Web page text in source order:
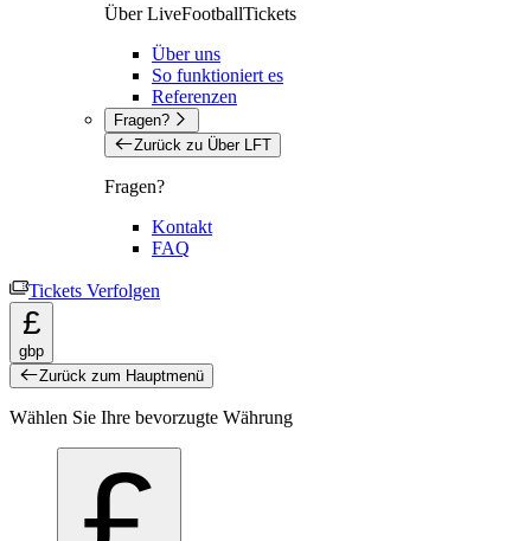
Über LiveFootballTickets
Über uns
So funktioniert es
Referenzen
Fragen?
Zurück zu Über LFT
Fragen?
Kontakt
FAQ
Tickets Verfolgen
£
gbp
Zurück zum Hauptmenü
Wählen Sie Ihre bevorzugte Währung